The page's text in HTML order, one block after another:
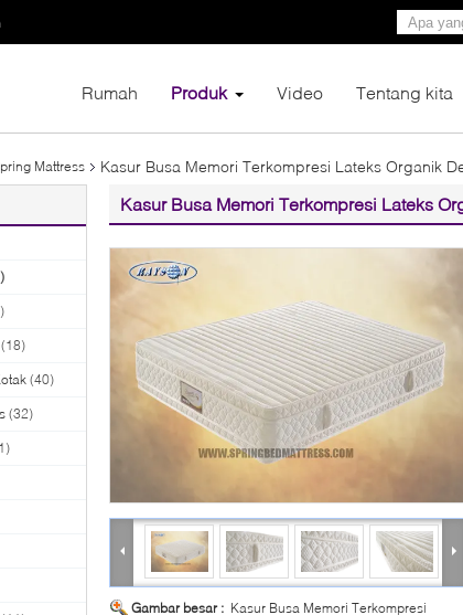
Rumah Produk Video Tentang kita
Mattress Kasur Busa Memori Terkompresi Lateks Organik
(18)
(40)
(32)
Kasur Busa Memori Terkompresi Lateks
Gambar besar : Kasur Busa Memori Terkompresi